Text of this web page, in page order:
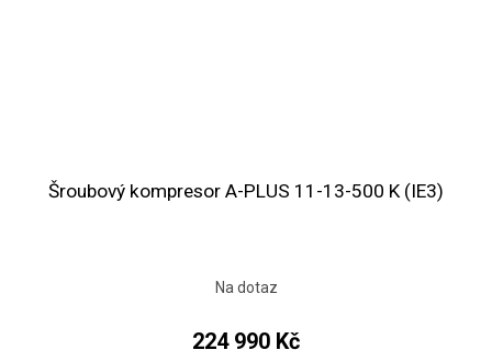
Šroubový kompresor A-PLUS 11-13-500 K (IE3)
Na dotaz
224 990 Kč